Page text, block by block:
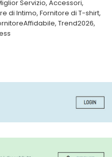
Servizio, Accessori,
di Intimo, Fornitore di T-shirt,
, Trend2026,